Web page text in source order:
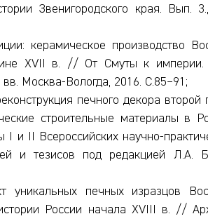
Звенигородского края. Вып.
керамическое производство
XVII в. // От Смуты к
Москва-Вологда, 2016. С.85–91;
печного декора второй
строительные материалы в
I и II Всероссийских научно-
и тезисов под редакцией Л.А.
печных изразцов
России начала XVIII в. //